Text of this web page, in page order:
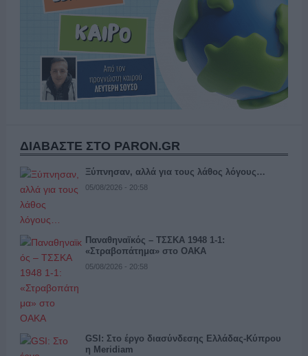
ΔΙΑΒΑΣΤΕ ΣΤΟ PARON.GR
Ξύπνησαν, αλλά για τους λάθος λόγους…
05/08/2026 - 20:58
Παναθηναϊκός – ΤΣΣΚΑ 1948 1-1:
«Στραβοπάτημα» στο ΟΑΚΑ
05/08/2026 - 20:58
GSI: Στο έργο διασύνδεσης Ελλάδας-Κύπρου
η Meridiam